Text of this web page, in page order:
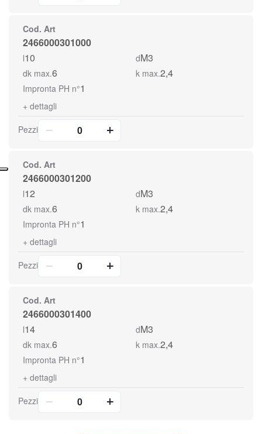
Cod. Art
2466000301000
l10 dM3
dk max.6 k max.2,4
Impronta PH n°1
+ dettagli
Pezzi
Cod. Art
2466000301200
l12 dM3
dk max.6 k max.2,4
Impronta PH n°1
+ dettagli
Pezzi
Cod. Art
2466000301400
l14 dM3
dk max.6 k max.2,4
Impronta PH n°1
+ dettagli
Pezzi